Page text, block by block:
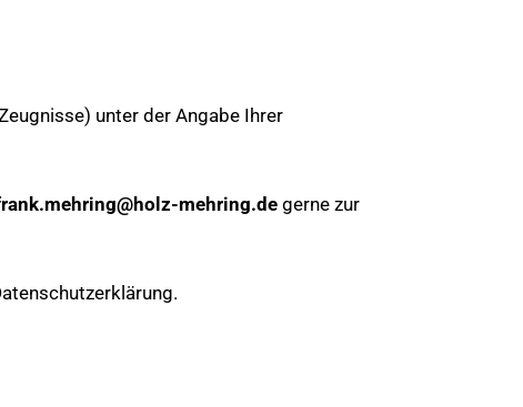
unter der Angabe Ihrer
mehring.degerne zur
.